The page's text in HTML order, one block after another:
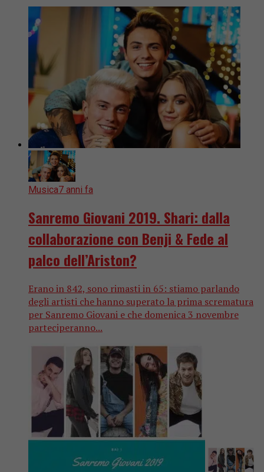
Musica7 anni fa
Sanremo Giovani 2019. Shari: dalla
collaborazione con Benji & Fede al
palco dell’Ariston?
Erano in 842, sono rimasti in 65: stiamo parlando
degli artisti che hanno superato la prima scrematura
per Sanremo Giovani e che domenica 3 novembre
parteciperanno...